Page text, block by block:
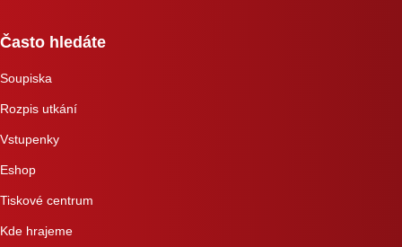
Často hledáte
Soupiska
Rozpis utkání
Vstupenky
Eshop
Tiskové centrum
Kde hrajeme